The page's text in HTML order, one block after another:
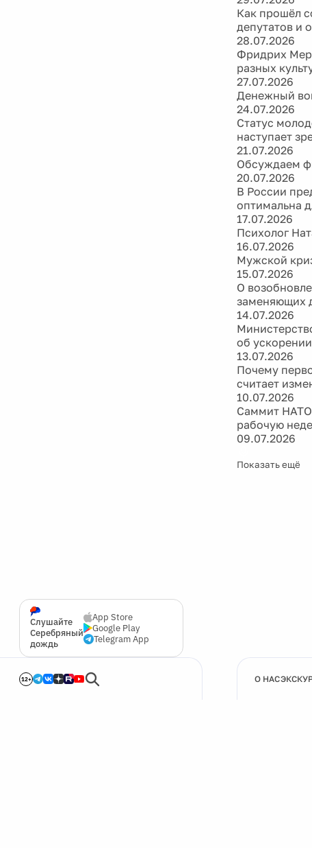
Слушайте
Серебряный
дождь
App Store
Google Play
Telegram App
12+
Как прошёл
депутатов и
28.07.2026
Фридрих
разных
27.07.2026
Денежный
24.07.2026
Статус
наступает
21.07.2026
Обсуждаем
20.07.2026
В России
оптимальна
17.07.2026
Психолог
16.07.2026
Мужской
15.07.2026
О
заменяющих
14.07.2026
об
13.07.2026
Почему
считает
10.07.2026
Саммит НАТО
рабочую
09.07.2026
Показать ещё
О НАС